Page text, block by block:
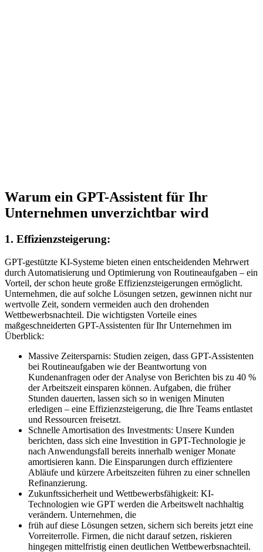
Warum ein GPT-Assistent für Ihr
Unternehmen unverzichtbar wird
1. Effizienzsteigerung:
GPT-gestützte KI-Systeme bieten einen entscheidenden Mehrwert
durch Automatisierung und Optimierung von Routineaufgaben – ein
Vorteil, der schon heute große Effizienzsteigerungen ermöglicht.
Unternehmen, die auf solche Lösungen setzen, gewinnen nicht nur
wertvolle Zeit, sondern vermeiden auch den drohenden
Wettbewerbsnachteil. Die wichtigsten Vorteile eines
maßgeschneiderten GPT-Assistenten für Ihr Unternehmen im
Überblick:
Massive Zeitersparnis: Studien zeigen, dass GPT-Assistenten
bei Routineaufgaben wie der Beantwortung von
Kundenanfragen oder der Analyse von Berichten bis zu 40 %
der Arbeitszeit einsparen können. Aufgaben, die früher
Stunden dauerten, lassen sich so in wenigen Minuten
erledigen – eine Effizienzsteigerung, die Ihre Teams entlastet
und Ressourcen freisetzt.
Schnelle Amortisation des Investments: Unsere Kunden
berichten, dass sich eine Investition in GPT-Technologie je
nach Anwendungsfall bereits innerhalb weniger Monate
amortisieren kann. Die Einsparungen durch effizientere
Abläufe und kürzere Arbeitszeiten führen zu einer schnellen
Refinanzierung.
Zukunftssicherheit und Wettbewerbsfähigkeit: KI-
Technologien wie GPT werden die Arbeitswelt nachhaltig
verändern. Unternehmen, die
früh auf diese Lösungen setzen, sichern sich bereits jetzt eine
Vorreiterrolle. Firmen, die nicht darauf setzen, riskieren
hingegen mittelfristig einen deutlichen Wettbewerbsnachteil.